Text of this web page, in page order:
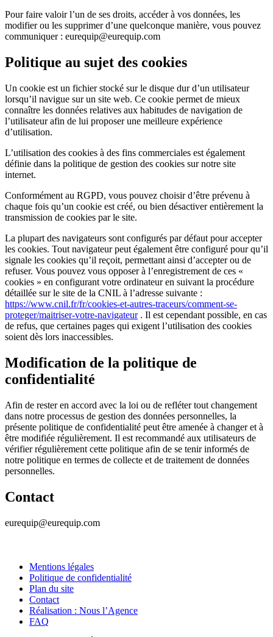
Pour faire valoir l’un de ses droits, accéder à vos données, les
modifier ou les supprimer d’une quelconque manière, vous pouvez
communiquer : eurequip@eurequip.com
Politique au sujet des cookies
Un cookie est un fichier stocké sur le disque dur d’un utilisateur
lorsqu’il navigue sur un site web. Ce cookie permet de mieux
connaître les données relatives aux habitudes de navigation de
l’utilisateur afin de lui proposer une meilleure expérience
d’utilisation.
L’utilisation des cookies à des fins commerciales est également
définie dans la politique de gestion des cookies sur notre site
internet.
Conformément au RGPD, vous pouvez choisir d’être prévenu à
chaque fois qu’un cookie est créé, ou bien désactiver entièrement la
transmission de cookies par le site.
La plupart des navigateurs sont configurés par défaut pour accepter
les cookies. Tout navigateur peut également être configuré pour qu’il
signale les cookies qu’il reçoit, permettant ainsi d’accepter ou de
refuser. Vous pouvez vous opposer à l’enregistrement de ces «
cookies » en configurant votre ordinateur en suivant la procédure
détaillée sur le site de la CNIL à l’adresse suivante :
https://www.cnil.fr/fr/cookies-et-autres-traceurs/comment-se-
proteger/maitriser-votre-navigateur. Il est cependant possible, en cas
de refus, que certaines pages qui exigent l’utilisation des cookies
soient dès lors inaccessibles.
Modification de la politique de
confidentialité
Afin de rester en accord avec la loi ou de refléter tout changement
dans notre processus de gestion des données personnelles, la
présente politique de confidentialité peut être amenée à changer et à
être modifiée régulièrement. Il est recommandé aux utilisateurs de
vérifier régulièrement cette politique afin de se tenir informés de
notre politique en termes de collecte et de traitement de données
personnelles.
Contact
eurequip@eurequip.com
Mentions légales
Politique de confidentialité
Plan du site
Contact
Réalisation : Nous l’Agence
FAQ